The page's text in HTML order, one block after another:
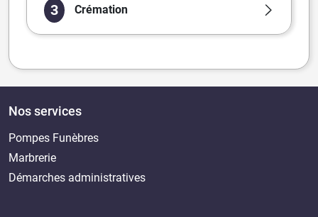
3 Crémation
Nos services
Pompes Funèbres
Marbrerie
Démarches administratives